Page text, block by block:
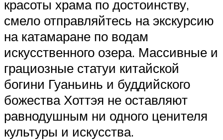
красоты храма по достоинству,
смело отправляйтесь на экскурсию
на катамаране по водам
искусственного озера. Массивные и
грациозные статуи китайской
богини Гуаньинь и буддийского
божества Хоттэя не оставляют
равнодушным ни одного ценителя
культуры и искусства.